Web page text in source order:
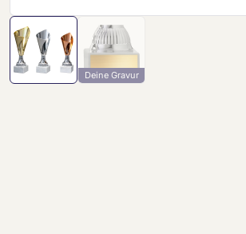
Deine Gravur